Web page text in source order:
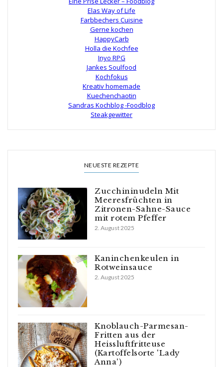
Elas Way of Life
Farbbechers Cuisine
Gerne kochen
HappyCarb
Holla die Kochfee
Inyo RPG
Jankes Soulfood
Kochfokus
Kreativ homemade
Kuechenchaotin
Sandras Kochblog -Foodblog
Steakgewitter
NEUESTE REZEPTE
Zucchininudeln Mit
Meeresfrüchten in
Zitronen-Sahne-Sauce
mit rotem Pfeffer
2. August 2025
Kaninchenkeulen in
Rotweinsauce
2. August 2025
Knoblauch-Parmesan-
Fritten aus der
Heissluftfritteuse
(Kartoffelsorte 'Lady
Anna')